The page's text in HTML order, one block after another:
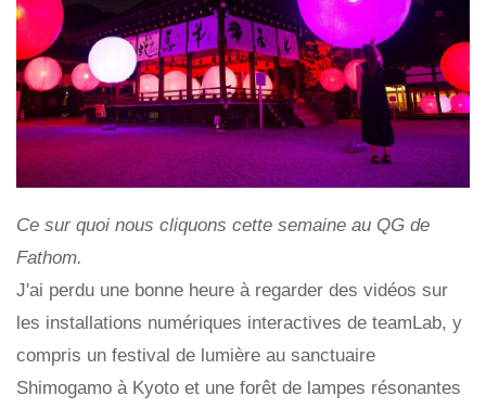
Ce sur quoi nous cliquons cette semaine au QG de
Fathom.
J'ai perdu une bonne heure à regarder des vidéos sur
les installations numériques interactives de teamLab, y
compris un festival de lumière au sanctuaire
Shimogamo à Kyoto et une forêt de lampes résonantes